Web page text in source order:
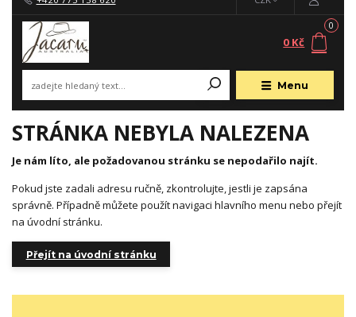
Menu
0
0 Kč
STRÁNKA NEBYLA NALEZENA
Je nám líto, ale požadovanou stránku se nepodařilo najít.
Pokud jste zadali adresu ručně, zkontrolujte, jestli je zapsána
správně. Případně můžete použít navigaci hlavního menu nebo přejít
na úvodní stránku.
Přejít na úvodní stránku